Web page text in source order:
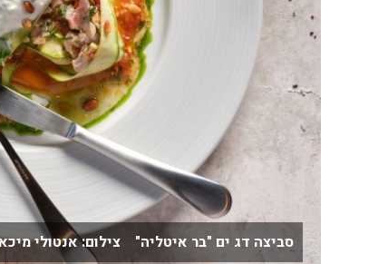
סביצה דג ים "בר איטליה" צילום: אנטולי